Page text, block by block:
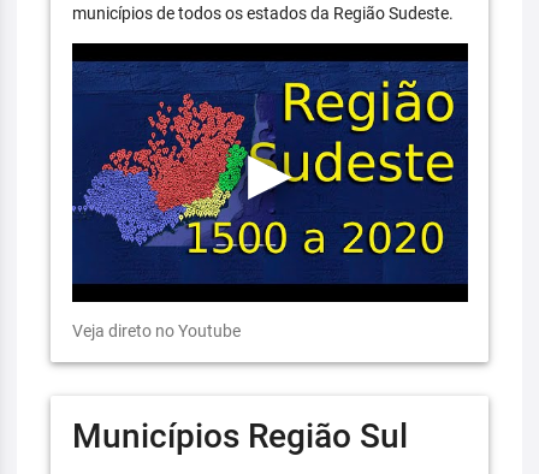
municípios de todos os estados da Região Sudeste.
Veja direto no Youtube
Municípios Região Sul